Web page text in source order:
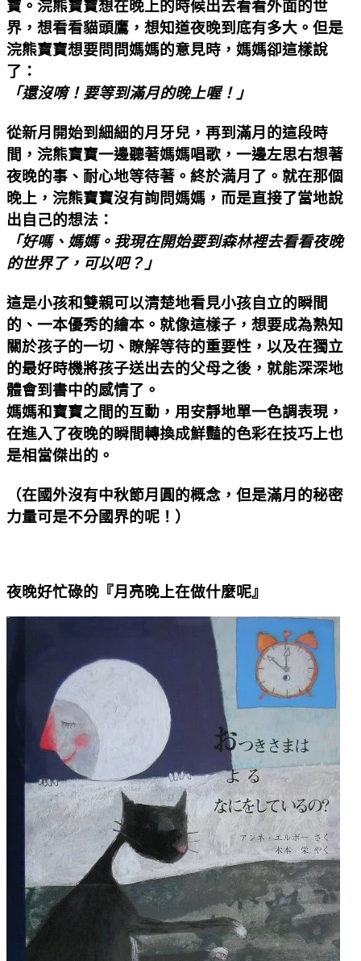
寶。浣熊寶寶想在晚上的時候出去看看外面的世
界，想看看貓頭鷹，想知道夜晚到底有多大。但是
浣熊寶寶想要問問媽媽的意見時，媽媽卻這樣說
了：
「還沒唷！要等到滿月的晚上喔！」
從新月開始到細細的月牙兒，再到滿月的這段時
間，浣熊寶寶一邊聽著媽媽唱歌，一邊左思右想著
夜晚的事、耐心地等待著。終於満月了。就在那個
晚上，浣熊寶寶沒有詢問媽媽，而是直接了當地說
出自己的想法：
「好嗎、媽媽。我現在開始要到森林裡去看看夜晚
的世界了，可以吧？」
這是小孩和雙親可以清楚地看見小孩自立的瞬間
的、一本優秀的繪本。就像這樣子，想要成為熟知
關於孩子的一切、瞭解等待的重要性，以及在獨立
的最好時機將孩子送出去的父母之後，就能深深地
體會到書中的感情了。
媽媽和寶寶之間的互動，用安靜地單一色調表現，
在進入了夜晚的瞬間轉換成鮮豔的色彩在技巧上也
是相當傑出的。
（在國外沒有中秋節月圓的概念，但是滿月的秘密
力量可是不分國界的呢！）
夜晚好忙碌的『月亮晚上在做什麼呢』